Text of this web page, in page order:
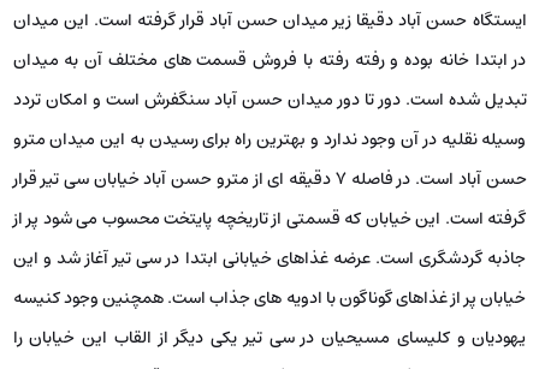
ایستگاه حسن آباد دقیقا زیر میدان حسن آباد قرار گرفته است. این میدان
در ابتدا خانه بوده و رفته رفته با فروش قسمت های مختلف آن به میدان
تبدیل شده است. دور تا دور میدان حسن آباد سنگفرش است و امکان تردد
وسیله نقلیه در آن وجود ندارد و بهترین راه برای رسیدن به این میدان مترو
حسن آباد است. در فاصله ۷ دقیقه ای از مترو حسن آباد خیابان سی تیر قرار
گرفته است. این خیابان که قسمتی از تاریخچه پایتخت محسوب می شود پر از
جاذبه گردشگری است. عرضه غذاهای خیابانی ابتدا در سی تیر آغاز شد و این
خیابان پر از غذاهای گوناگون با ادویه های جذاب است. همچنین وجود کنیسه
یهودیان و کلیسای مسیحیان در سی تیر یکی دیگر از القاب این خیابان را